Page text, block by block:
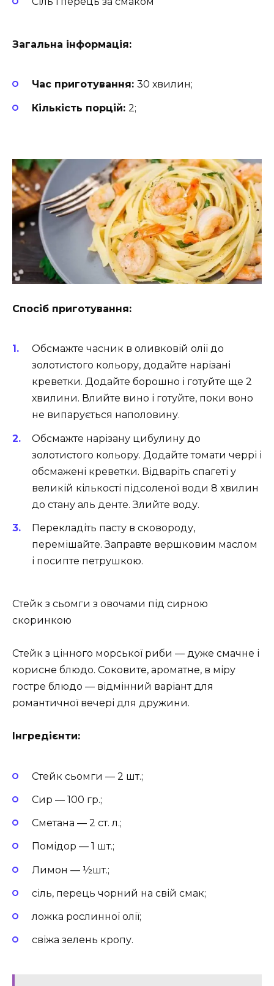
Загальна інформація:
Час приготування: 30 хвилин;
Кількість порцій: 2;
Спосіб приготування:
Обсмажте часник в оливковій олії до
золотистого кольору, додайте нарізані
креветки. Додайте борошно і готуйте ще 2
хвилини. Влийте вино і готуйте, поки воно
не випарується наполовину.
Обсмажте нарізану цибулину до
золотистого кольору. Додайте томати черрі і
обсмажені креветки. Відваріть спагеті у
великій кількості підсоленої води 8 хвилин
до стану аль денте. Злийте воду.
Перекладіть пасту в сковороду,
перемішайте. Заправте вершковим маслом
і посипте петрушкою.
Стейк з сьомги з овочами під сирною
скоринкою
Стейк з цінного морської риби — дуже смачне і
корисне блюдо. Соковите, ароматне, в міру
гостре блюдо — відмінний варіант для
романтичної вечері для дружини.
Інгредієнти:
Стейк сьомги — 2 шт.;
Сир — 100 гр.;
Сметана — 2 ст. л.;
Помідор — 1 шт.;
Лимон — ½шт.;
сіль, перець чорний на свій смак;
ложка рослинної олії;
свіжа зелень кропу.